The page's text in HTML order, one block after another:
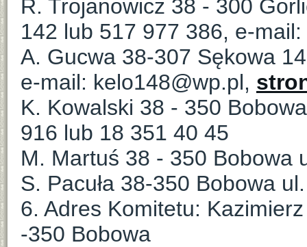
R. Trojanowicz 38 - 300
142 lub 517 977 386, e-
A. Gucwa 38-307 Sękowa
e-mail: kelo148@wp.pl,
K. Kowalski 38 - 350
916 lub 18 351 40 45
M. Martuś 38 - 350 Bobowa
S. Pacuła 38-350 Bobowa
6. Adres Komitetu:
-350 Bobowa